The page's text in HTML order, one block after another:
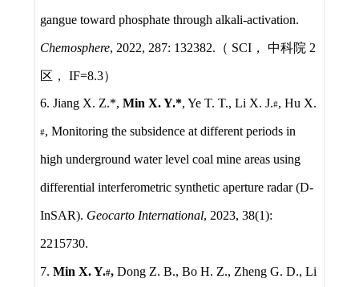
gangue toward phosphate through alkali-activation.
Chemosphere, 2022, 287: 132382. （ SCI， 中科院 2
区， IF=8.3）
6. Jiang X. Z.*, Min X. Y.*, Ye T. T., Li X. J.#, Hu X.
#, Monitoring the subsidence at different periods in
high underground water level coal mine areas using
differential interferometric synthetic aperture radar (D-
InSAR). Geocarto International, 2023, 38(1):
2215730.
7. Min X. Y.#, Dong Z. B., Bo H. Z., Zheng G. D., Li